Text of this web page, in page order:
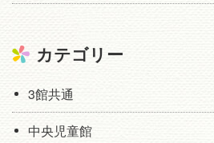
カテゴリー
3館共通
中央児童館